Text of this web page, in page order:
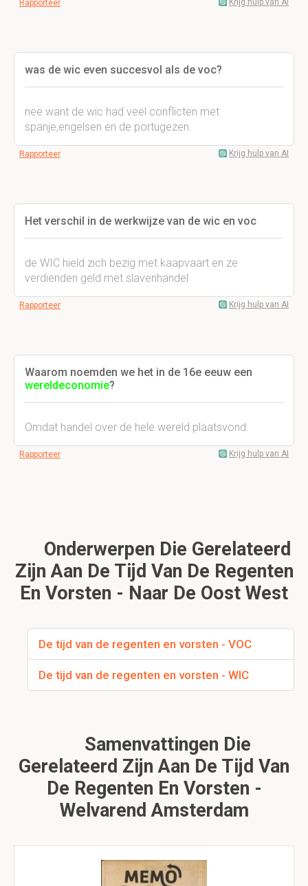
Rapporteer Krijg hulp van AI
was de wic even succesvol als de voc?
nee want de wic had veel conflicten met
spanje,engelsen en de portugezen.
Rapporteer Krijg hulp van AI
Het verschil in de werkwijze van de wic en voc
de WIC hield zich bezig met kaapvaart en ze
verdienden geld met slavenhandel
Rapporteer Krijg hulp van AI
Waarom noemden we het in de 16e eeuw een
wereldeconomie?
Omdat handel over de hele wereld plaatsvond.
Rapporteer Krijg hulp van AI
Onderwerpen Die Gerelateerd
Zijn Aan De Tijd Van De Regenten
En Vorsten - Naar De Oost West
De tijd van de regenten en vorsten - VOC
De tijd van de regenten en vorsten - WIC
Samenvattingen Die
Gerelateerd Zijn Aan De Tijd Van
De Regenten En Vorsten -
Welvarend Amsterdam